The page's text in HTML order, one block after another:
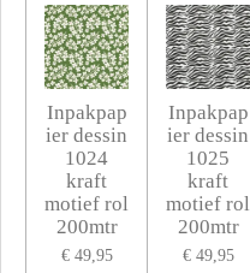
Inpakpap
ier dessin
1024
kraft
motief rol
200mtr
€ 49,95
Inpakpap
ier dessin
1025
kraft
motief rol
200mtr
€ 49,95